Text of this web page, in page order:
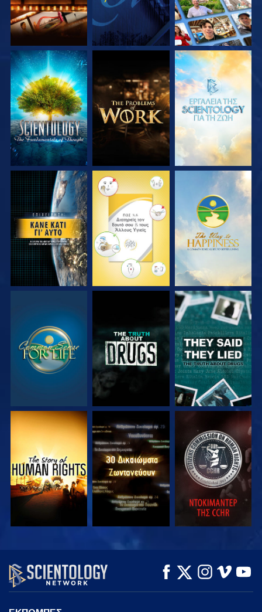
ΕΞΕΡΕΥΝΗΣΤΕ ΤΗ
ΣΕΙΡΑ
ΕΞΕΡΕΥΝΗΣΤΕ ΤΗ
ΣΕΙΡΑ
ΕΞΕΡΕΥΝΗΣΤΕ ΤΗ
ΣΕΙΡΑ
ΠΑΡΑΚΟΛΟΥΘΗΣΤΕ ΠΑΡΑΚΟΛΟΥΘΗΣΤΕ ΠΑΡΑΚΟΛΟΥΘΗΣΤΕ
ΠΑΡΑΚΟΛΟΥΘΗΣΤΕ ΠΑΡΑΚΟΛΟΥΘΗΣΤΕ ΠΑΡΑΚΟΛΟΥΘΗΣΤΕ
ΠΑΡΑΚΟΛΟΥΘΗΣΤΕ ΠΑΡΑΚΟΛΟΥΘΗΣΤΕ ΠΑΡΑΚΟΛΟΥΘΗΣΤΕ
ΠΑΡΑΚΟΛΟΥΘΗΣΤΕ ΠΑΡΑΚΟΛΟΥΘΗΣΤΕ
ΕΞΕΡΕΥΝΗΣΤΕ ΤΗ
ΣΕΙΡΑ